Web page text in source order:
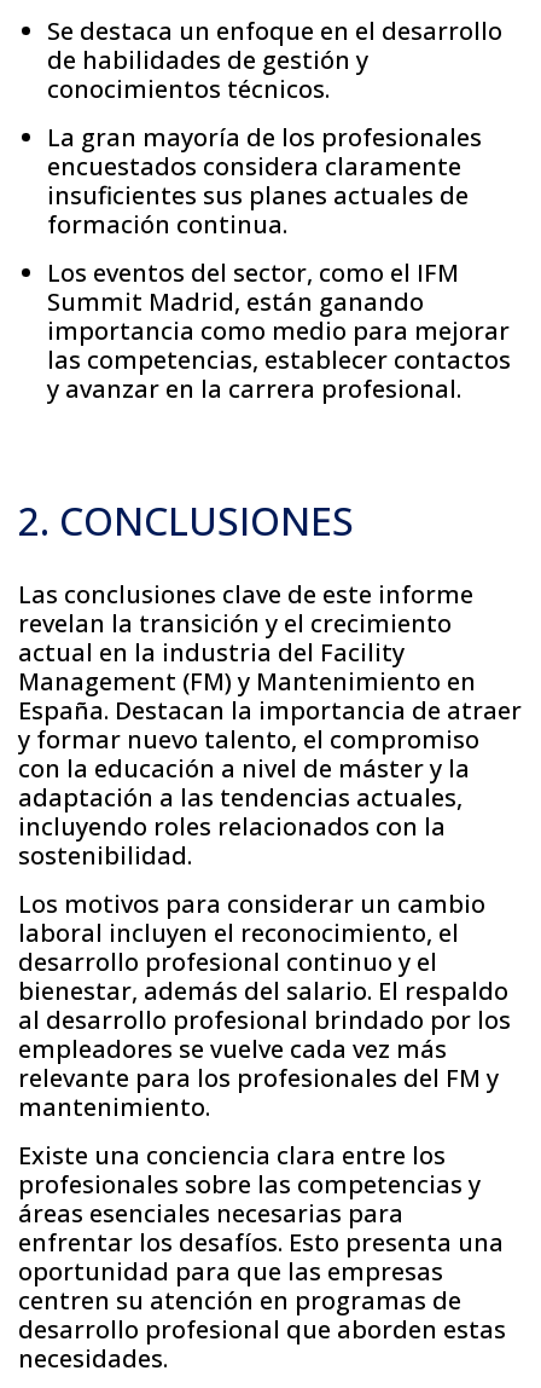
Se destaca un enfoque en el desarrollo
de habilidades de gestión y
conocimientos técnicos.
La gran mayoría de los profesionales
encuestados considera claramente
insuficientes sus planes actuales de
formación continua.
Los eventos del sector, como el IFM
Summit Madrid, están ganando
importancia como medio para mejorar
las competencias, establecer contactos
y avanzar en la carrera profesional.
2. CONCLUSIONES
Las conclusiones clave de este informe
revelan la transición y el crecimiento
actual en la industria del Facility
Management (FM) y Mantenimiento en
España. Destacan la importancia de atraer
y formar nuevo talento, el compromiso
con la educación a nivel de máster y la
adaptación a las tendencias actuales,
incluyendo roles relacionados con la
sostenibilidad.
Los motivos para considerar un cambio
laboral incluyen el reconocimiento, el
desarrollo profesional continuo y el
bienestar, además del salario. El respaldo
al desarrollo profesional brindado por los
empleadores se vuelve cada vez más
relevante para los profesionales del FM y
mantenimiento.
Existe una conciencia clara entre los
profesionales sobre las competencias y
áreas esenciales necesarias para
enfrentar los desafíos. Esto presenta una
oportunidad para que las empresas
centren su atención en programas de
desarrollo profesional que aborden estas
necesidades.